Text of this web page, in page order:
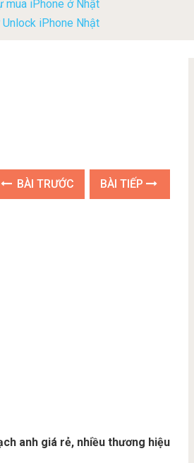
mua iPhone ở Nhật
Unlock iPhone Nhật
BÀI TRƯỚC BÀI TIẾP
anh giá rẻ, nhiều thương hiệu